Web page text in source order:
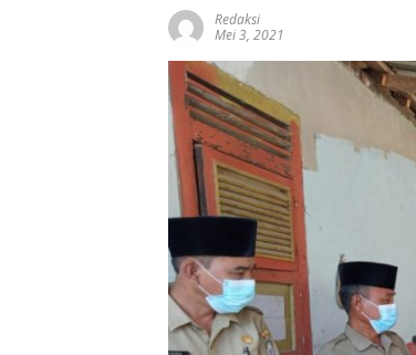
Redaksi
Mei 3, 2021